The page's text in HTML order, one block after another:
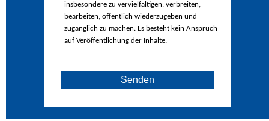
insbesondere zu vervielfältigen, verbreiten,
bearbeiten, öffentlich wiederzugeben und
zugänglich zu machen. Es besteht kein Anspruch
auf Veröffentlichung der Inhalte.
Senden